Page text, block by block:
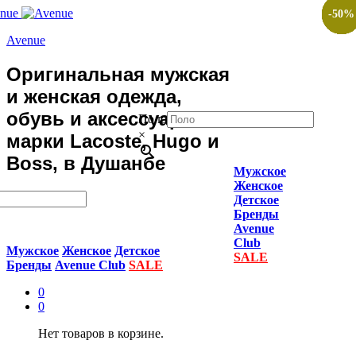
Avenue
Оригинальная мужская
и женская одежда,
обувь и аксессуары
марки Lacoste, Hugo и
Boss, в Душанбе
Мужское Женское Детское
Бренды Avenue Club SALE
0
0
Нет товаров в корзине.
Поло
×
Мужское
Женское
Детское
Бренды
Avenue
Club
SALE
-50%
-50%
-50%
-50%
-50%
-50%
-50%
-50%
-50%
-50%